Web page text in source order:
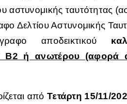
αστυνομικής ταυτότητας
Δελτίου Αστυνομικής
αποδεικτικού
Β2 ή ανωτέρου
απόΤετάρτη 15/11/